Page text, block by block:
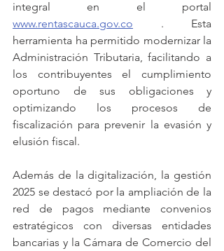
www.rentascauca.gov.co . Esta
herramienta ha permitido modernizar la
Administración Tributaria, facilitando a
los contribuyentes el cumplimiento
oportuno de sus obligaciones y
optimizando los procesos de
fiscalización para prevenir la evasión y
elusión fiscal.
Además de la digitalización, la gestión
2025 se destacó por la ampliación de la
red de pagos mediante convenios
estratégicos con diversas entidades
bancarias y la Cámara de Comercio del